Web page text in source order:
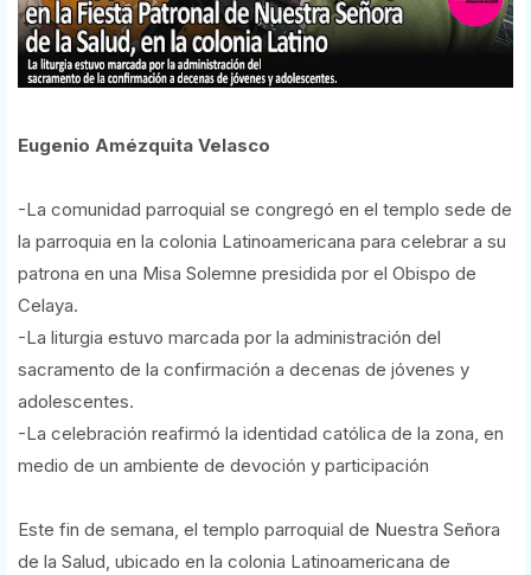
Eugenio Amézquita Velasco
-La comunidad parroquial se congregó en el templo sede de
la parroquia en la colonia Latinoamericana para celebrar a su
patrona en una Misa Solemne presidida por el Obispo de
Celaya.
-La liturgia estuvo marcada por la administración del
sacramento de la confirmación a decenas de jóvenes y
adolescentes.
-La celebración reafirmó la identidad católica de la zona, en
medio de un ambiente de devoción y participación
Este fin de semana, el templo parroquial de Nuestra Señora
de la Salud, ubicado en la colonia Latinoamericana de